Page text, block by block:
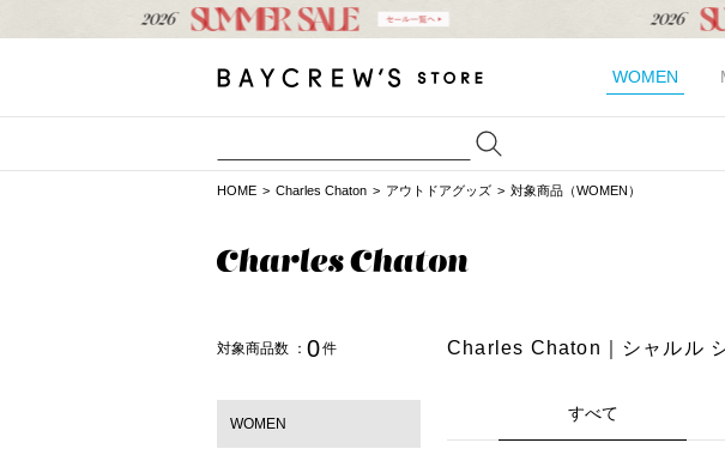
WOMEN
HOME Charles Chaton アウトドアグッズ 対象商品（WOMEN）
対象商品数 ： 0件
WOMEN
Charles Chaton｜シャルル
すべて